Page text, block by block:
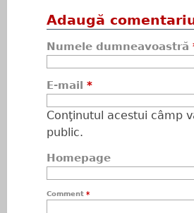
Adaugă
Numele dumneavoastră
E-mail *
Conţinutul acestui câmp
public.
Homepage
Comment *